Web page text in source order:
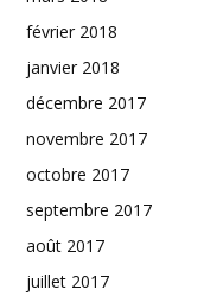
février 2018
janvier 2018
décembre 2017
novembre 2017
octobre 2017
septembre 2017
août 2017
juillet 2017